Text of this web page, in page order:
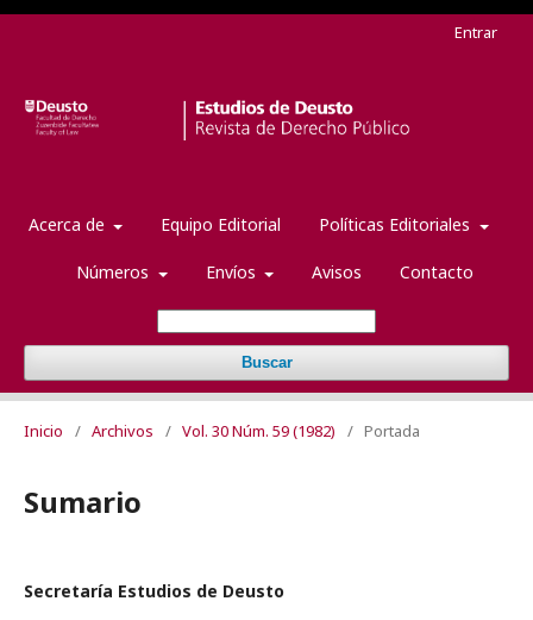
Acerca de Equipo Editorial Políticas Editoriales
Números Envíos Avisos Contacto
Buscar
Entrar
Inicio / Archivos / Vol. 30 Núm. 59 (1982) / Portada
Sumario
Secretaría Estudios de Deusto